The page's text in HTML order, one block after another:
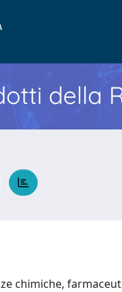
della
chimiche,